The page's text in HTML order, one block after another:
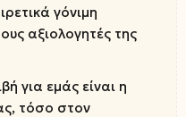
γόνιμη
αξιολογητές της
για εμάς είναι η
τόσο στον